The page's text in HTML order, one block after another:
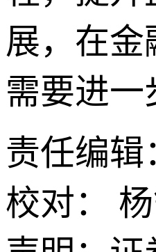
展，在
需要进一
责任编辑
校对：